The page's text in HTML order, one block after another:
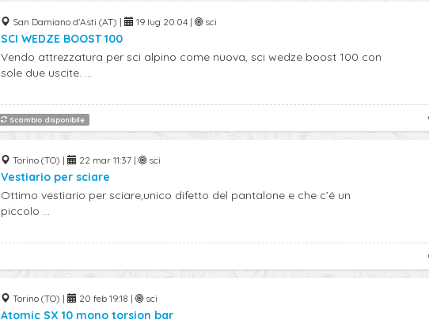
San Damiano d'Asti (AT) | 19 lug 20:04 | sci
SCI WEDZE BOOST 100
Vendo attrezzatura per sci alpino come nuova, sci wedze boost 100 con
sole due uscite. ...
Scambio disponibile
Torino (TO) | 22 mar 11:37 | sci
Vestiario per sciare
Ottimo vestiario per sciare,unico difetto del pantalone e che c’é un
piccolo ...
Torino (TO) | 20 feb 19:18 | sci
Atomic SX 10 mono torsion bar